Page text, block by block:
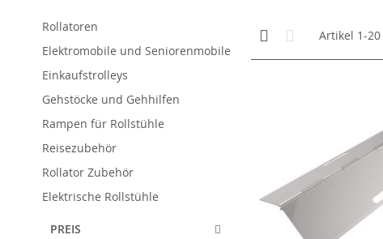
Anzeigen
als
Kachelansicht
Artikel 1-20
Rollatoren
Elektromobile und Seniorenmobile
Einkaufstrolleys
Gehstöcke und Gehhilfen
Rampen für Rollstühle
Reisezubehör
Rollator Zubehör
Elektrische Rollstühle
PREIS